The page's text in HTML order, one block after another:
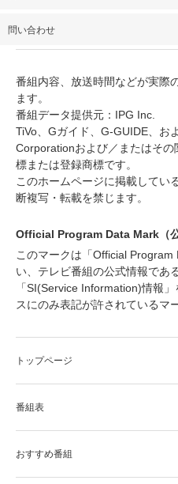
問い合わせ
番組内容、放送時間などが実際
ます。
番組データ提供元：IPG Inc.
TiVo、Gガイド、G-GUIDE、お
Corporationおよび／またはそ
標または登録商標です。
このホームページに掲載してい
断複写・転載を禁じます。
Official Program Data Mark（公
このマークは「Official Program
い、テレビ番組の公式情報であ
「SI(Service Information)情報
スにのみ表記が許されているマ
トップページ
番組表
おすすめ番組